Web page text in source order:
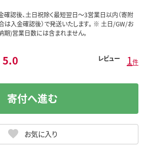
認後、土日祝除く最短翌日～3営業日以内（寄附
入金確認後）で発送いたします。 ※ 土日/GW/お
)営業日数には含まれません。
5.0 レビュー 1件
お気に入り
寄付へ進む